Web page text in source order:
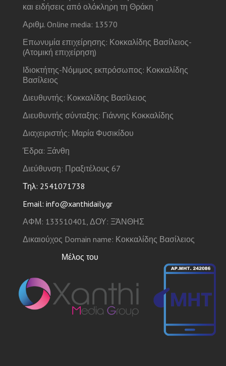
και ειδήσεις από ολόκληρη τη Θράκη
Αριθμ. Online media: 13570
Επωνυμία επιχείρησης: Κοκκαλίδης Βασίλειος-
(Ατομική επιχείρηση)
Ιδιοκτήτης-Νόμιμος εκπρόσωπος: Κοκκαλίδης
Βασίλειος
Διευθυντής: Κοκκαλίδης Βασίλειος
Διευθυντής σύνταξης: Γιάννης Κοκκαλίδης
Διαχειριστής: Μαρία Φυσικίδου
Έδρα: Ξάνθη
Διεύθυνση: Πραξιτέλους 67
Τηλ: 2541071738
Email: info@xanthidaily.gr
ΑΦΜ: 133510401, ΔΟΥ: ΞΆΝΘΗΣ
Δικαιούχος Domain name: Κοκκαλίδης Βασίλειος
Μέλος του